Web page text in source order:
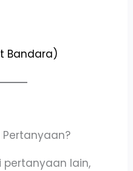
Bandara)
Pertanyaan?
pertanyaan lain,